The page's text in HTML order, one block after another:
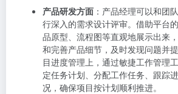
产品研发方面 ：产品经理可以和团
行深入的需求设计评审。借助平台
品原型、流程图等直观地展示出来
和完善产品细节，及时发现问题并
目进度管理上，通过敏捷工作管理
定任务计划、分配工作任务、跟踪
况，确保项目按计划顺利推进。